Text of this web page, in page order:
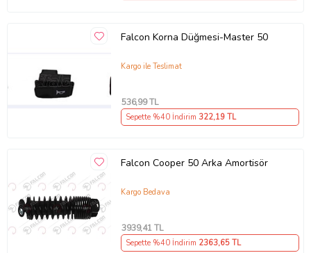
Falcon Korna Düğmesi-Master 50
Kargo ile Teslimat
536,99 TL
Sepette %40 İndirim 322,19 TL
Falcon Cooper 50 Arka Amortisör
Kargo Bedava
3939,41 TL
Sepette %40 İndirim 2363,65 TL